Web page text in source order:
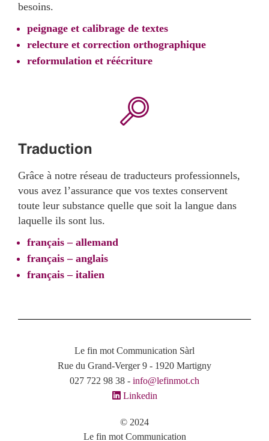
besoins.
peignage et calibrage de textes
relecture et correction orthographique
reformulation et réécriture
Traduction
Grâce à notre réseau de traducteurs professionnels,
vous avez l’assurance que vos textes conservent
toute leur substance quelle que soit la langue dans
laquelle ils sont lus.
français – allemand
français – anglais
français – italien
Le fin mot Communication Sàrl
Rue du Grand-Verger 9 - 1920 Martigny
027 722 98 38 - info@lefinmot.ch
Linkedin
© 2024
Le fin mot Communication